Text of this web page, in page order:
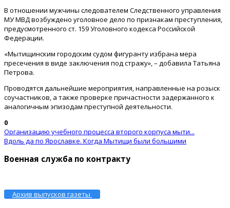
В отношении мужчины следователем Следственного управления
МУ МВД возбуждено уголовное дело по признакам преступления,
предусмотренного ст. 159 Уголовного кодекса Российской
Федерации.
«Мытищинским городским судом фигуранту избрана мера
пресечения в виде заключения под стражу», – добавила Татьяна
Петрова.
Проводятся дальнейшие мероприятия, направленные на розыск
соучастников, а также проверке причастности задержанного к
аналогичным эпизодам преступной деятельности.
0
Организацию учебного процесса второго корпуса мыти...
Вдоль да по Ярославке. Когда Мытищи были большими
Военная служба по контракту
Архив выпусков газеты